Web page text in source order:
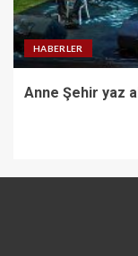
HABERLER
Anne Şehir yaz